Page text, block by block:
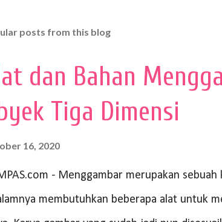
posts from this blog
dan Bahan
Tiga Dimensi
16, 2020
- Menggambar merupakan
membutuhkan beberapa alat untuk